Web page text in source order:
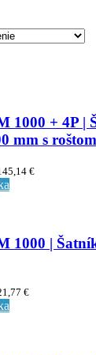
1000 + 4P |
mm s
€
1000 |
€